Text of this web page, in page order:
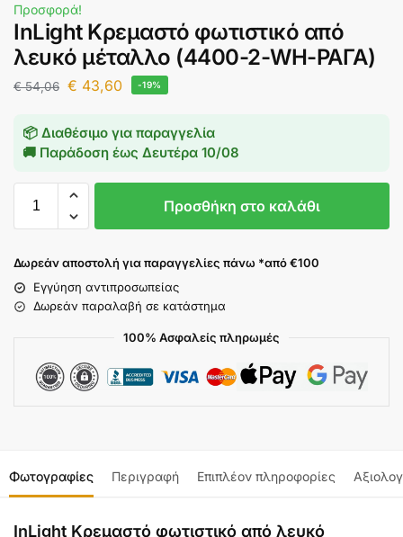
Προσφορά!
InLight Κρεμαστό φωτιστικό από
λευκό μέταλλο (4400-2-WH-ΡΑΓΑ)
€54,06 € 43,60 -19%
📦 Διαθέσιμο για παραγγελία
🚚 Παράδοση έως Δευτέρα 10/08
Προσθήκη στο καλάθι
Δωρεάν αποστολή για παραγγελίες πάνω *από €100
Εγγύηση αντιπροσωπείας
Δωρεάν παραλαβή σε κατάστημα
100% Ασφαλείς πληρωμές
Φωτογραφίες Περιγραφή Επιπλέον πληροφορίες
InLight Κρεμαστό φωτιστικό από λευκό